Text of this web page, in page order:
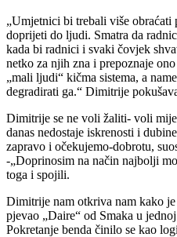
„Umjetnici bi trebali više
doprijeti do ljudi. Smatra da
kada bi radnici i svaki čovjek
netko za njih zna i prepoznaje
„mali ljudi“ kičma sistema, a
degradirati ga.“ Dimitrije
Dimitrije se ne voli žaliti- voli
danas nedostaje iskrenosti i
zapravo i očekujemo-dobrotu,
-„Doprinosim na način najbolji
toga i spojili.
Dimitrije nam otkriva nam kako
pjevao „Daire“ od Smaka u
Pokretanje benda činilo se kao